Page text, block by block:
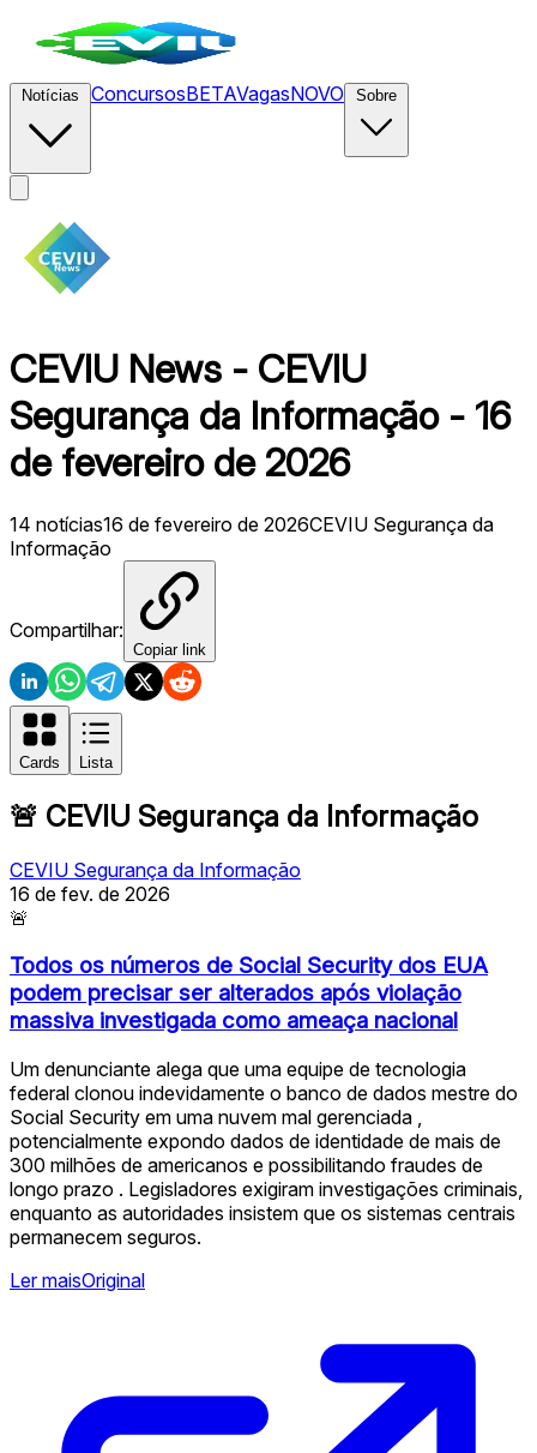
ConcursosBETAVagasNOVO
CEVIU News - CEVIU
Segurança da Informação - 16
de fevereiro de 2026
14 notícias16 de fevereiro de 2026CEVIU Segurança da
Informação
Compartilhar:
Copiar link
Cards Lista
🚨 CEVIU Segurança da Informação
CEVIU Segurança da Informação
16 de fev. de 2026
🚨
Todos os números de Social Security dos EUA
podem precisar ser alterados após violação
massiva investigada como ameaça nacional
Um denunciante alega que uma equipe de tecnologia
federal clonou indevidamente o banco de dados mestre do
Social Security em uma nuvem mal gerenciada ,
potencialmente expondo dados de identidade de mais de
300 milhões de americanos e possibilitando fraudes de
longo prazo . Legisladores exigiram investigações criminais,
enquanto as autoridades insistem que os sistemas centrais
permanecem seguros.
Ler maisOriginal